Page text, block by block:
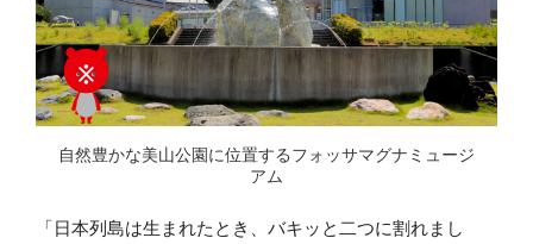
自然豊かな美山公園に位置するフォッサマグナミュージ
アム
「日本列島は生まれたとき、バキッと二つに割れまし